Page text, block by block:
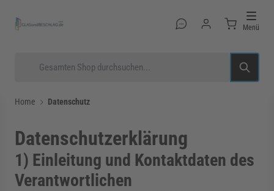
Menü
für Kategorie Glastüren anzeigen
Home Datenschutz
Datenschutzerklärung
1) Einleitung und Kontaktdaten des
Verantwortlichen